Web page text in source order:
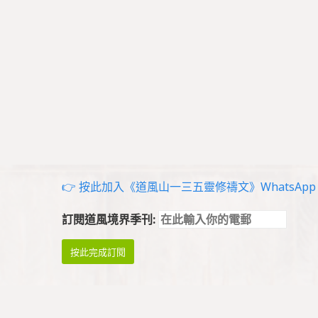
👉 按此加入《道風山一三五靈修禱文》
訂閱道風境界季刊: